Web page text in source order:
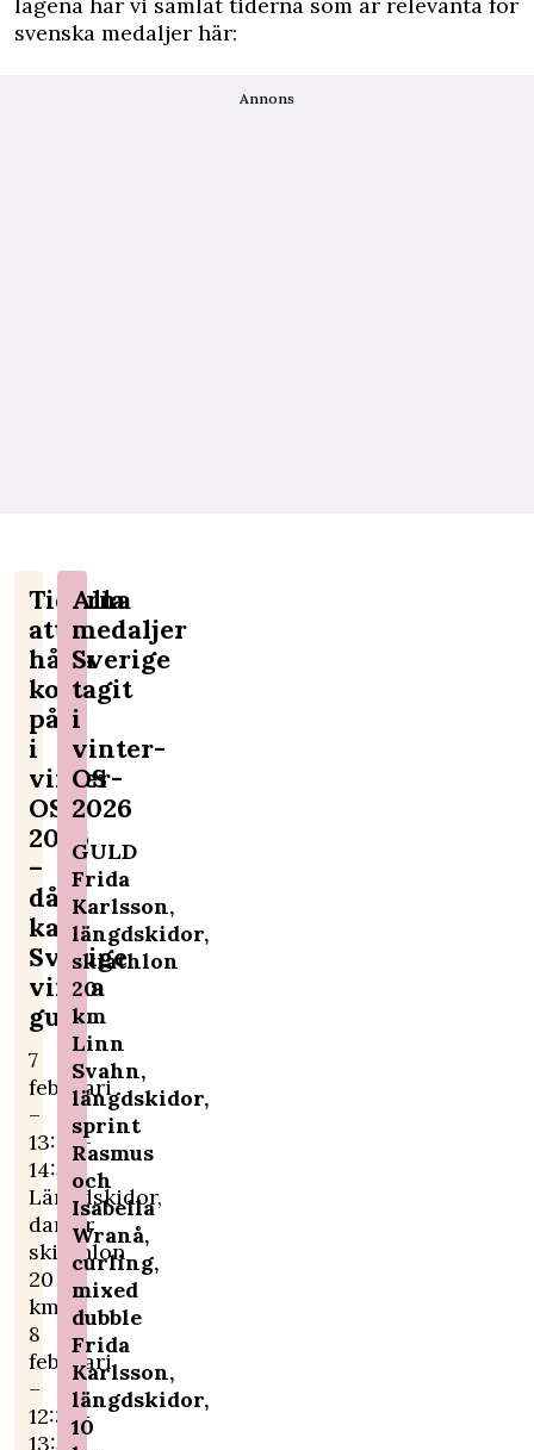
lägena har vi samlat tiderna som är relevanta för
svenska medaljer här:
Annons
Tiderna
att
hålla
koll
på
i
vinter-
OS
2026
–
då
kan
Sverige
vinna
guld
7
februari
–
13:00-
14:55
Längdskidor,
damer
skiathlon
20
km
8
februari
–
12:30-
13:50
Alla
medaljer
Sverige
tagit
i
vinter-
OS
2026
GULD
Frida
Karlsson,
längdskidor,
skiathlon
20
km
Linn
Svahn,
längdskidor,
sprint
Rasmus
och
Isabella
Wranå,
curling,
mixed
dubble
Frida
Karlsson,
längdskidor,
10